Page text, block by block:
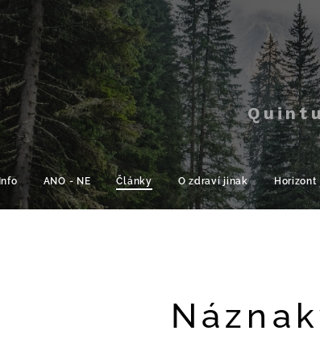
Info ANO - NE Články O zdraví jinak Horizont